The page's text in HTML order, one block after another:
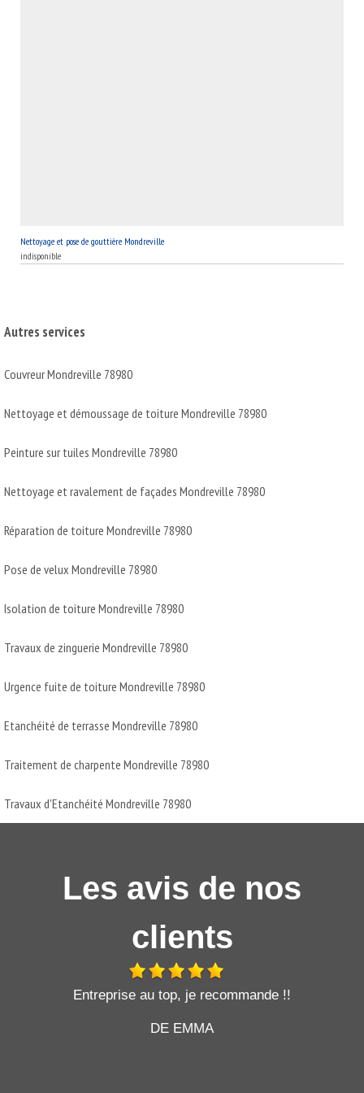
Nettoyage et pose de gouttière Mondreville
indisponible
Autres services
Couvreur Mondreville 78980
Nettoyage et démoussage de toiture Mondreville 78980
Peinture sur tuiles Mondreville 78980
Nettoyage et ravalement de façades Mondreville 78980
Réparation de toiture Mondreville 78980
Pose de velux Mondreville 78980
Isolation de toiture Mondreville 78980
Travaux de zinguerie Mondreville 78980
Urgence fuite de toiture Mondreville 78980
Etanchéité de terrasse Mondreville 78980
Traitement de charpente Mondreville 78980
Travaux d'Etanchéité Mondreville 78980
Les avis de nos
clients
Entreprise au top, je recommande !!
DE EMMA